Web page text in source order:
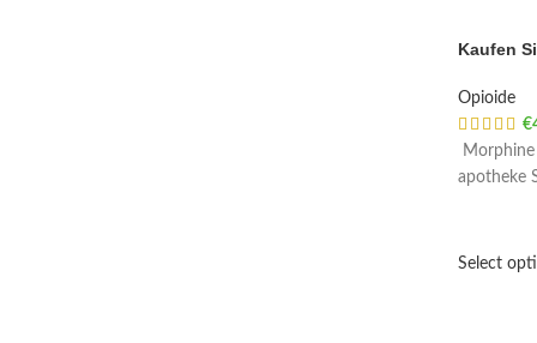
Kaufen
Opioide
€
apotheke
Select